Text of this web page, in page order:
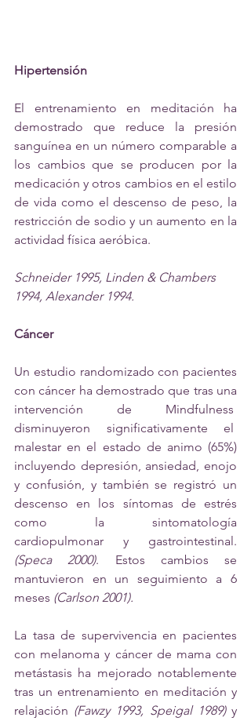
Hipertensión
El entrenamiento en meditación ha
demostrado que reduce la presión
sanguínea en un número comparable a
los cambios que se producen por la
medicación y otros cambios en el estilo
de vida como el descenso de peso, la
restricción de sodio y un aumento en la
actividad física aeróbica.
Schneider 1995, Linden & Chambers
1994, Alexander 1994.
Cáncer
Un estudio randomizado con pacientes
con cáncer ha demostrado que tras una
intervención de Mindfulness
disminuyeron significativamente el
malestar en el estado de animo (65%)
incluyendo depresión, ansiedad, enojo
y confusión, y también se registró un
descenso en los síntomas de estrés
como la sintomatología
(Speca 2000). Estos cambios se
mantuvieron en un seguimiento a 6
meses (Carlson 2001).
La tasa de supervivencia en pacientes
con melanoma y cáncer de mama con
metástasis ha mejorado notablemente
tras un entrenamiento en meditación y
relajación (Fawzy 1993, Speigal 1989) y